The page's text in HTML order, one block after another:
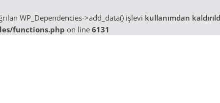
WP_Dependencies->add_data() işlevi kullanımdan
functions.php on line 6131